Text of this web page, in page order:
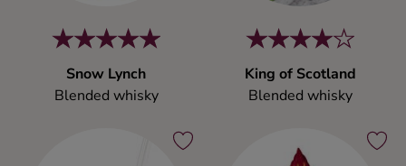
Snow Lynch
Blended whisky
King of Scotland
Blended whisky